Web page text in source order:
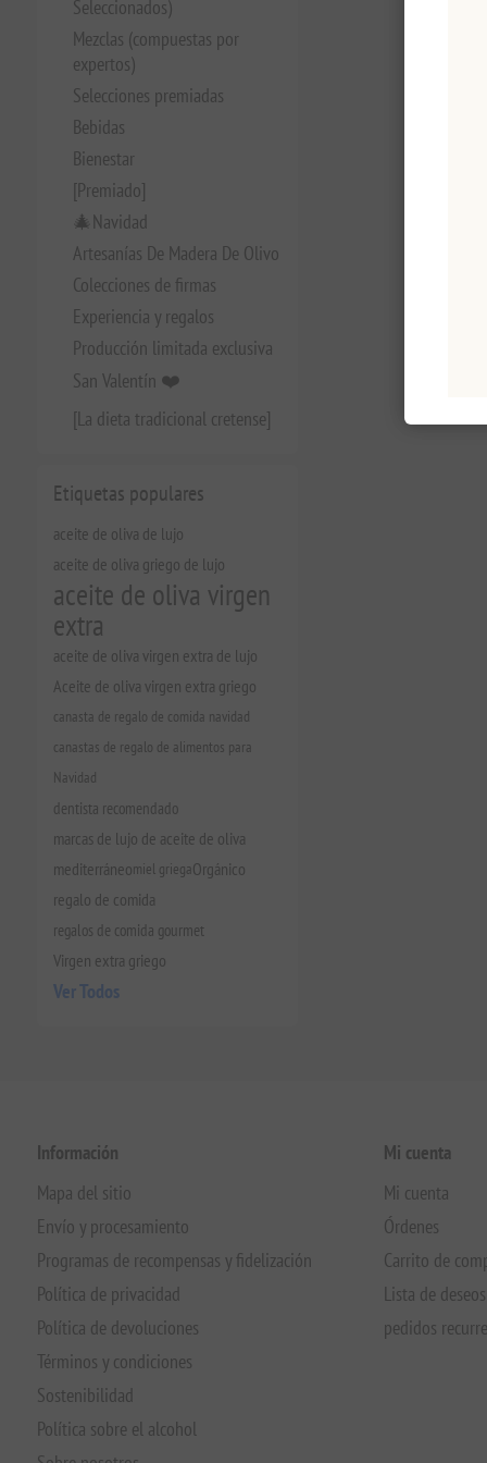
Seleccionados)
Mezclas (compuestas por
expertos)
Selecciones premiadas
Bebidas
Bienestar
[Premiado]
🎄Navidad
Artesanías De Madera De Olivo
Colecciones de firmas
Experiencia y regalos
Producción limitada exclusiva
San Valentín ❤️
[La dieta tradicional cretense]
Etiquetas populares
aceite de oliva de lujo
aceite de oliva griego de lujo
aceite de oliva virgen
extra
aceite de oliva virgen extra de lujo
Aceite de oliva virgen extra griego
canasta de regalo de comida navidad
canastas de regalo de alimentos para
Navidad
dentista recomendado
marcas de lujo de aceite de oliva
mediterráneomiel griegaOrgánico
regalo de comida
regalos de comida gourmet
Virgen extra griego
Ver Todos
Información
Mapa del sitio
Envío y procesamiento
Programas de recompensas y fidelización
Política de privacidad
Política de devoluciones
Términos y condiciones
Sostenibilidad
Política sobre el alcohol
Mi cuenta
Mi cuenta
Órdenes
Carrito de
Lista de deseos
pedidos